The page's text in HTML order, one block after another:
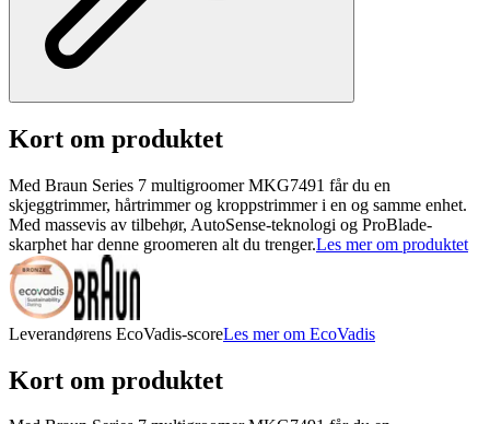
Kort om produktet
Med Braun Series 7 multigroomer MKG7491 får du en
skjeggtrimmer, hårtrimmer og kroppstrimmer i en og samme enhet.
Med massevis av tilbehør, AutoSense-teknologi og ProBlade-
skarphet har denne groomeren alt du trenger.Les mer om produktet
Leverandørens EcoVadis-scoreLes mer om EcoVadis
Kort om produktet